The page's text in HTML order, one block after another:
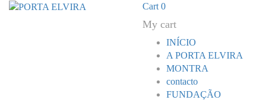
Cart 0
My cart
INÍCIO
A PORTA ELVIRA
MONTRA
contacto
FUNDAÇÃO